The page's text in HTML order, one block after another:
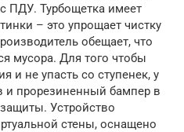
ПДУ. Турбощетка имеет
– это упрощает чистку
обещает, что
мусора. Для того чтобы
и не упасть со ступенек, у
и прорезиненный бампер в
Устройство
стены, оснащено